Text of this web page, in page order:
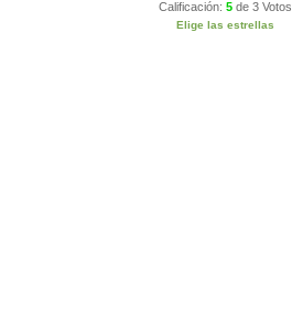
Calificación: 5 de 3 Votos
Elige las estrellas